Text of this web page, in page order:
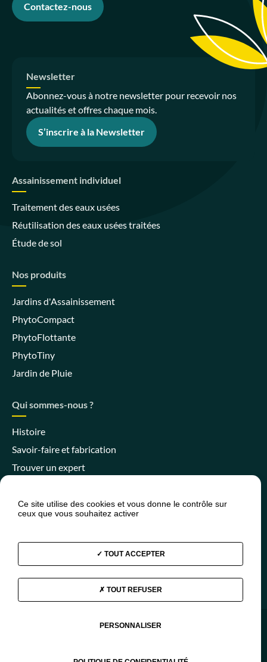
Contactez-nous
Newsletter
Abonnez-vous à notre newsletter pour recevoir nos
actualités et offres chaque mois.
S’inscrire à la Newsletter
Assainissement individuel
Traitement des eaux usées
Réutilisation des eaux usées traitées
Étude de sol
Nos produits
Jardins d'Assainissement
PhytoCompact
PhytoFlottante
PhytoTiny
Jardin de Pluie
Qui sommes-nous ?
Histoire
Savoir-faire et fabrication
Trouver un expert
Actualités
FAQ
YoutubeLinkedin
Mentions légales
Ce site utilise des cookies et vous donne le contrôle sur
ceux que vous souhaitez activer
TOUT ACCEPTER
TOUT REFUSER
PERSONNALISER